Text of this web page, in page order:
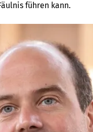
führen kann.